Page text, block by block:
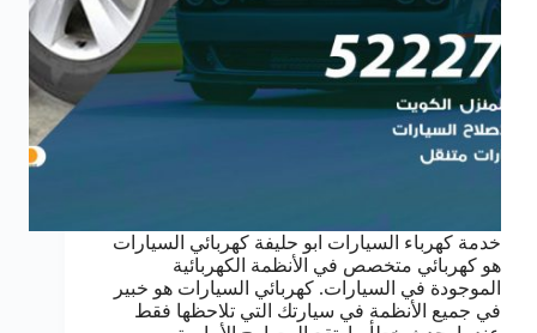
خدمة كهرباء السيارات ابو حليفة كهربائي السيارات
هو كهربائي متخصص في الأنظمة الكهربائية
الموجودة في السيارات. كهربائي السيارات هو خبير
في جميع الأنظمة في سيارتك التي تلاحظها فقط